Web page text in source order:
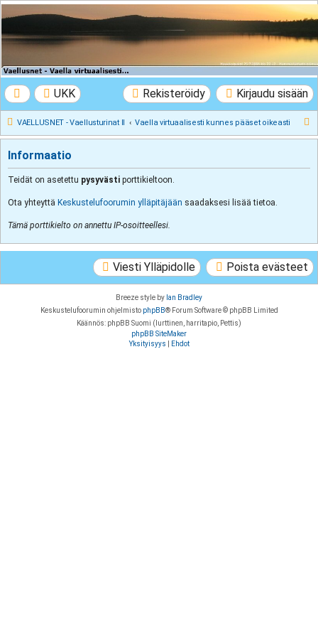
VAELLUSNET -
Vaellusturinat II
UKK Kirjaudu sisään
Rekisteröidy
VAELLUSNET - Vaellusturinat II Vaella virtuaalisesti kunnes pääset oikeasti
t
Informaatio
Teidät on asetettu pysyvästi porttikieltoon.
Ota yhteyttä Keskustelufoorumin ylläpitäjään saadaksesi lisää tietoa.
Tämä porttikielto on annettu IP-osoitteellesi.
Poista evästeet
Viesti Ylläpidolle
Breeze style by Ian Bradley
Keskustelufoorumin ohjelmisto phpBB® Forum Software © phpBB Limited
Käännös: phpBB Suomi (lurttinen, harritapio, Pettis)
phpBB SiteMaker
Yksityisyys
Ehdot